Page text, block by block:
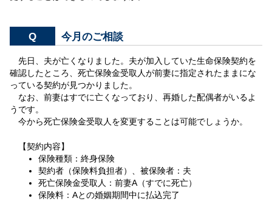
Q 今月のご相談
先日、夫が亡くなりました。夫が加入していた生命保険契約を
確認したところ、死亡保険金受取人が前妻に指定されたままにな
っている契約が見つかりました。
なお、前妻はすでに亡くなっており、再婚した配偶者がいるよ
うです。
今から死亡保険金受取人を変更することは可能でしょうか。
【契約内容】
保険種類：終身保険
契約者（保険料負担者）、被保険者：夫
死亡保険金受取人：前妻A（すでに死亡）
保険料：Aとの婚姻期間中に払込完了